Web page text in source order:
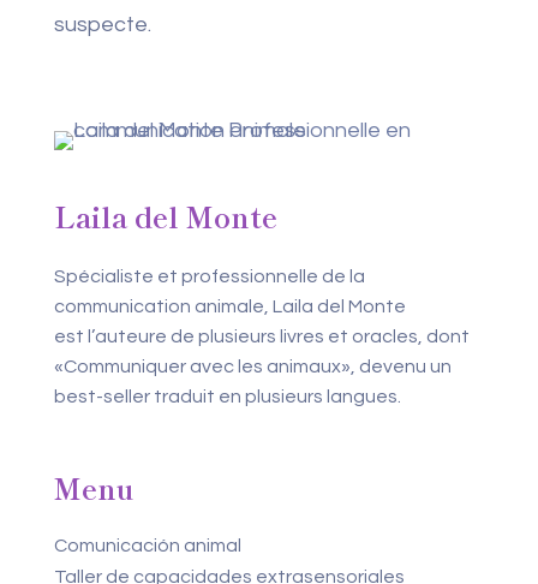
suspecte.
Laila del Monte
Spécialiste et professionnelle de la
communication animale, Laila del Monte
est l’auteure de plusieurs livres et oracles, dont
«Communiquer avec les animaux», devenu un
best-seller traduit en plusieurs langues.
Menu
Comunicación animal
Taller de capacidades extrasensoriales